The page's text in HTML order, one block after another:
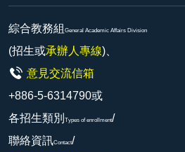
綜合教務組 General Academic Affairs Division
(招生或承辦人專線)、
意見交流信箱
+886-5-6314790或
各招生類別 Types of enrollment/
聯絡資訊Contact/